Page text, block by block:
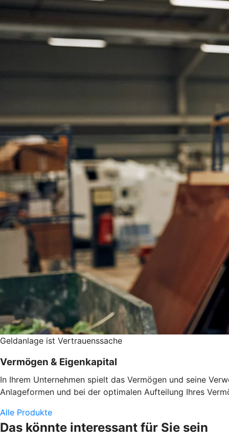
Geldanlage ist Vertrauenssache
Vermögen & Eigenkapital
In Ihrem Unternehmen spielt das Vermögen und seine
Anlageformen und bei der optimalen Aufteilung Ihres
Alle Produkte
Das könnte interessant für Sie sein